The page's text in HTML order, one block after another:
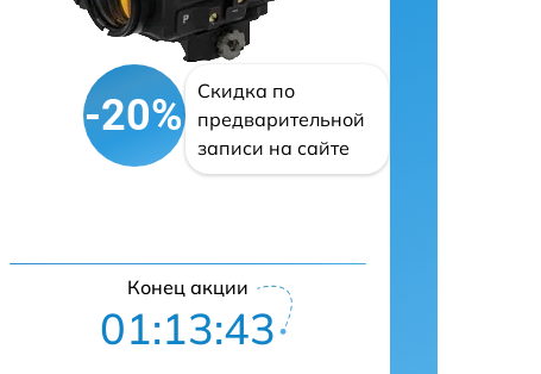
-20%
Скидка по
предварительной
записи на сайте
Конец акции
01:13:42